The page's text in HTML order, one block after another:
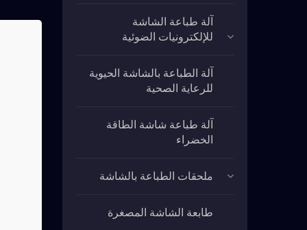
آلة طباعة الشاشة
للإلكترونيات الضوئية
آلة الطباعة بالشاشة الحيوية
للرعاية الصحية
آلة طباعة شاشة الطاقة
الخضراء
ملحقات الطباعة بالشاشة
طابعة الشاشة المصغرة